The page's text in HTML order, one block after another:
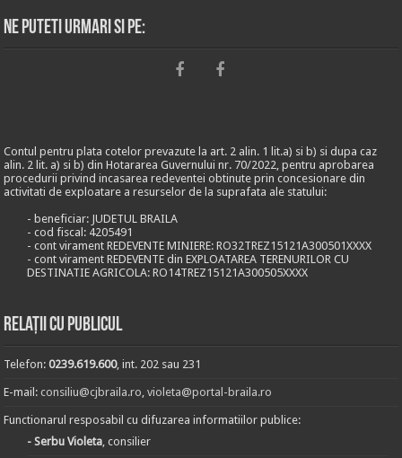
Ne puteti urmari si pe:
Contul pentru plata cotelor prevazute la art. 2 alin. 1 lit.a) si b) si dupa caz
alin. 2 lit. a) si b) din Hotararea Guvernului nr. 70/2022, pentru aprobarea
procedurii privind incasarea redeventei obtinute prin concesionare din
activitati de exploatare a resurselor de la suprafata ale statului:
- beneficiar: JUDETUL BRAILA
- cod fiscal: 4205491
- cont virament REDEVENTE MINIERE: RO32TREZ15121A300501XXXX
- cont virament REDEVENTE din EXPLOATAREA TERENURILOR CU
DESTINATIE AGRICOLA: RO14TREZ15121A300505XXXX
Relații cu publicul
Telefon:0239.619.600, int. 202 sau 231
E-mail:consiliu@cjbraila.ro,violeta@portal-braila.ro
Functionarul resposabil cu difuzarea informatiilor publice:
- Serbu Violeta, consilier